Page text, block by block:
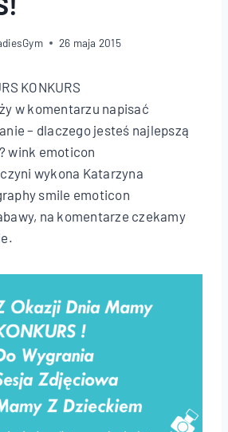
26 maja 2015
KONKURS
w komentarzu napisać
– dlaczego jesteś najlepszą
wink emoticon
wykona Katarzyna
smile emoticon
na komentarze czekamy